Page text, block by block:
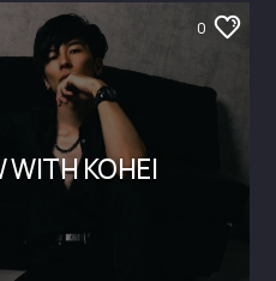
0
WITH KOHEI